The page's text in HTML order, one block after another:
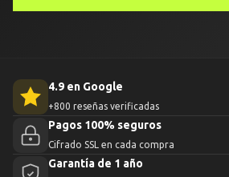
4.9 en Google
+800 reseñas verificadas
Pagos 100% seguros
Cifrado SSL en cada compra
Garantía de 1 año